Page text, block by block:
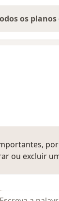
os planos
ou excluir
em